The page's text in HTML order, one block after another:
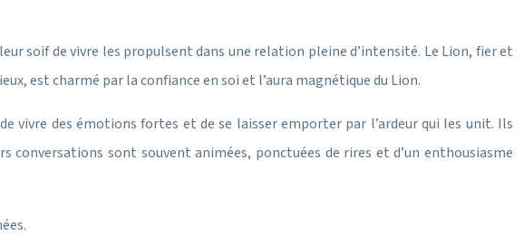
soif de vivre les propulsent dans une relation pleine d’intensité. Le Lion, fier et
est charmé par la confiance en soi et l’aura magnétique du Lion.
vivre des émotions fortes et de se laisser emporter par l’ardeur qui les unit. Ils
sont souvent animées, ponctuées de rires et d’un enthousiasme